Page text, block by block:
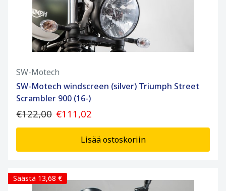
SW-Motech
SW-Motech windscreen (silver) Triumph Street
Scrambler 900 (16-)
€122,00 €111,02
Lisää ostoskoriin
Säästä 13,68 €